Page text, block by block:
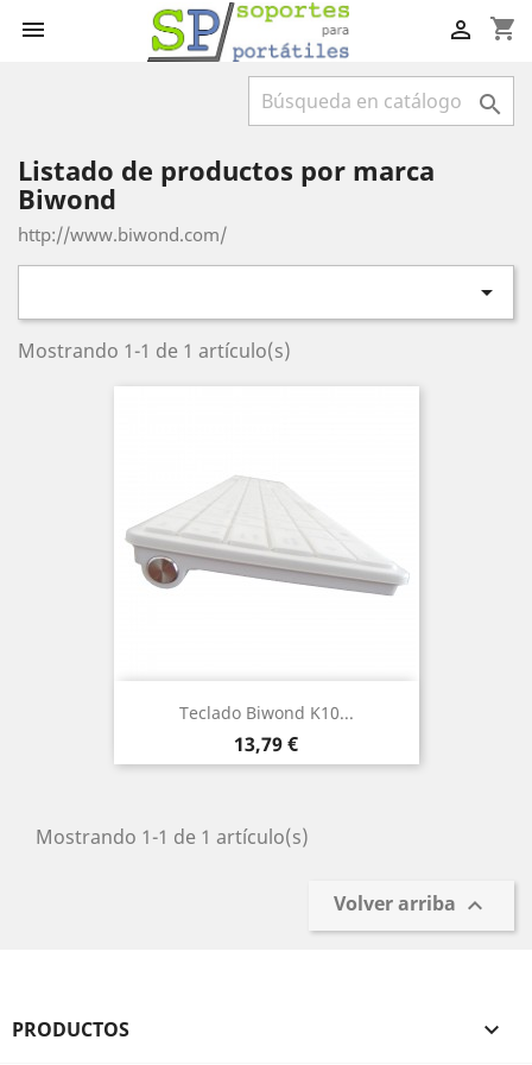
 shopping_cart


Listado de productos por marca
Biwond
http://www.biwond.com/

Mostrando 1-1 de 1 artículo(s)
Teclado Biwond K10...
Precio
13,79 €
Mostrando 1-1 de 1 artículo(s)
Volver arriba 
PRODUCTOS 